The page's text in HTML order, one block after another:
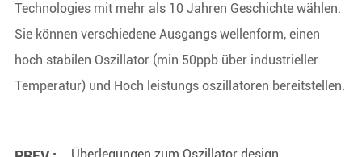
Technologies mit mehr als 10 Jahren Geschichte wählen.
Sie können verschiedene Ausgangs wellenform, einen
hoch stabilen Oszillator (min 50ppb über industrieller
Temperatur) und Hoch leistungs oszillatoren bereitstellen.